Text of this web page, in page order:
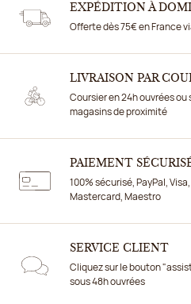
EXPÉDITION À
Offerte dès 75€ en France
LIVRAISON PAR
Coursier en 24h ouvrées
magasins de proximité
PAIEMENT
100% sécurisé, PayPal,
Mastercard, Maestro
SERVICE CLIENT
Cliquez sur le bouton
sous 48h ouvrées